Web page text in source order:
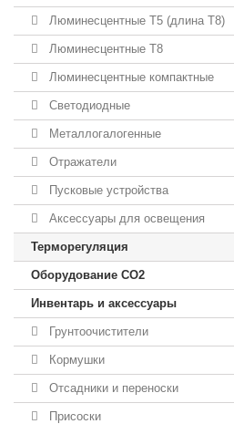
Люминесцентные T5 (длина T8)
Люминесцентные T8
Люминесцентные компактные
Светодиодные
Металлогалогенные
Отражатели
Пусковые устройства
Аксессуары для освещения
Терморегуляция
Оборудование CO2
Инвентарь и аксессуары
Грунтоочистители
Кормушки
Отсадники и переноски
Присоски